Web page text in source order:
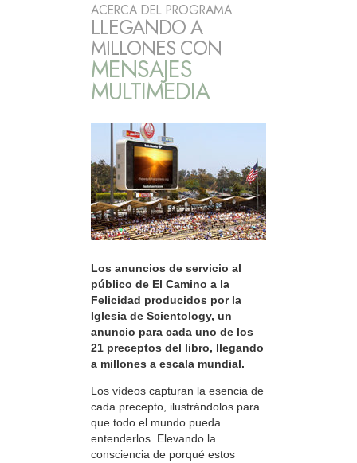
ACERCA DEL PROGRAMA
LLEGANDO A
MILLONES CON
MENSAJES
MULTIMEDIA
Los anuncios de servicio al
público de El Camino a la
Felicidad producidos por la
Iglesia de Scientology, un
anuncio para cada uno de los
21 preceptos del libro, llegando
a millones a escala mundial.
Los vídeos capturan la esencia de
cada precepto, ilustrándolos para
que todo el mundo pueda
entenderlos. Elevando la
consciencia de porqué estos